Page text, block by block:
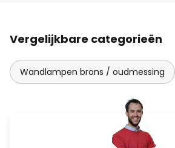
Vergelijkbare categorieën
Wandlampen brons / oudmessing